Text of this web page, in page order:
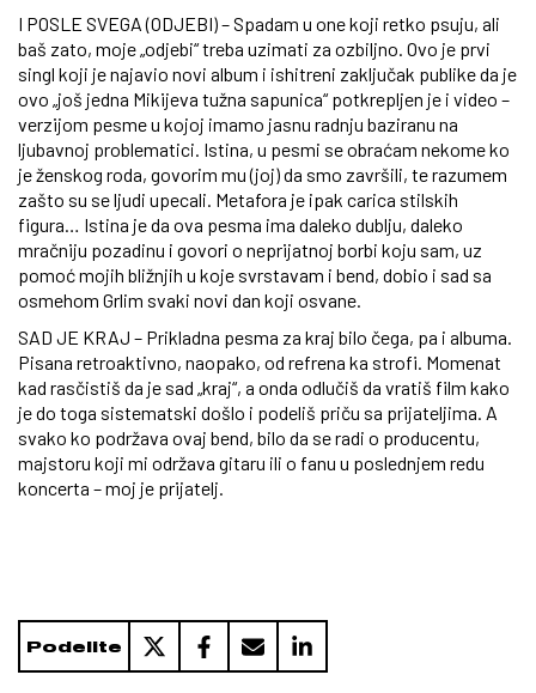
I POSLE SVEGA (ODJEBI) – Spadam u one koji retko psuju, ali
baš zato, moje „odjebi“ treba uzimati za ozbiljno. Ovo je prvi
singl koji je najavio novi album i ishitreni zaključak publike da je
ovo „još jedna Mikijeva tužna sapunica“ potkrepljen je i video –
verzijom pesme u kojoj imamo jasnu radnju baziranu na
ljubavnoj problematici. Istina, u pesmi se obraćam nekome ko
je ženskog roda, govorim mu (joj) da smo završili, te razumem
zašto su se ljudi upecali. Metafora je ipak carica stilskih
figura… Istina je da ova pesma ima daleko dublju, daleko
mračniju pozadinu i govori o neprijatnoj borbi koju sam, uz
pomoć mojih bližnjih u koje svrstavam i bend, dobio i sad sa
osmehom Grlim svaki novi dan koji osvane.
SAD JE KRAJ – Prikladna pesma za kraj bilo čega, pa i albuma.
Pisana retroaktivno, naopako, od refrena ka strofi. Momenat
kad rasčistiš da je sad „kraj“, a onda odlučiš da vratiš film kako
je do toga sistematski došlo i podeliš priču sa prijateljima. A
svako ko podržava ovaj bend, bilo da se radi o producentu,
majstoru koji mi održava gitaru ili o fanu u poslednjem redu
koncerta – moj je prijatelj.
Podelite